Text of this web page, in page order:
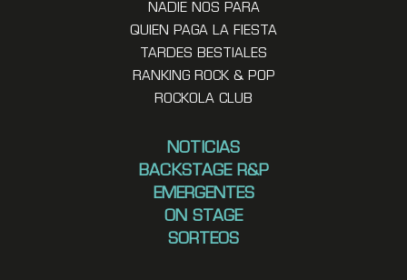
NADIE NOS PARA
QUIEN PAGA LA FIESTA
TARDES BESTIALES
RANKING ROCK & POP
ROCKOLA CLUB
NOTICIAS
BACKSTAGE R&P
EMERGENTES
ON STAGE
SORTEOS